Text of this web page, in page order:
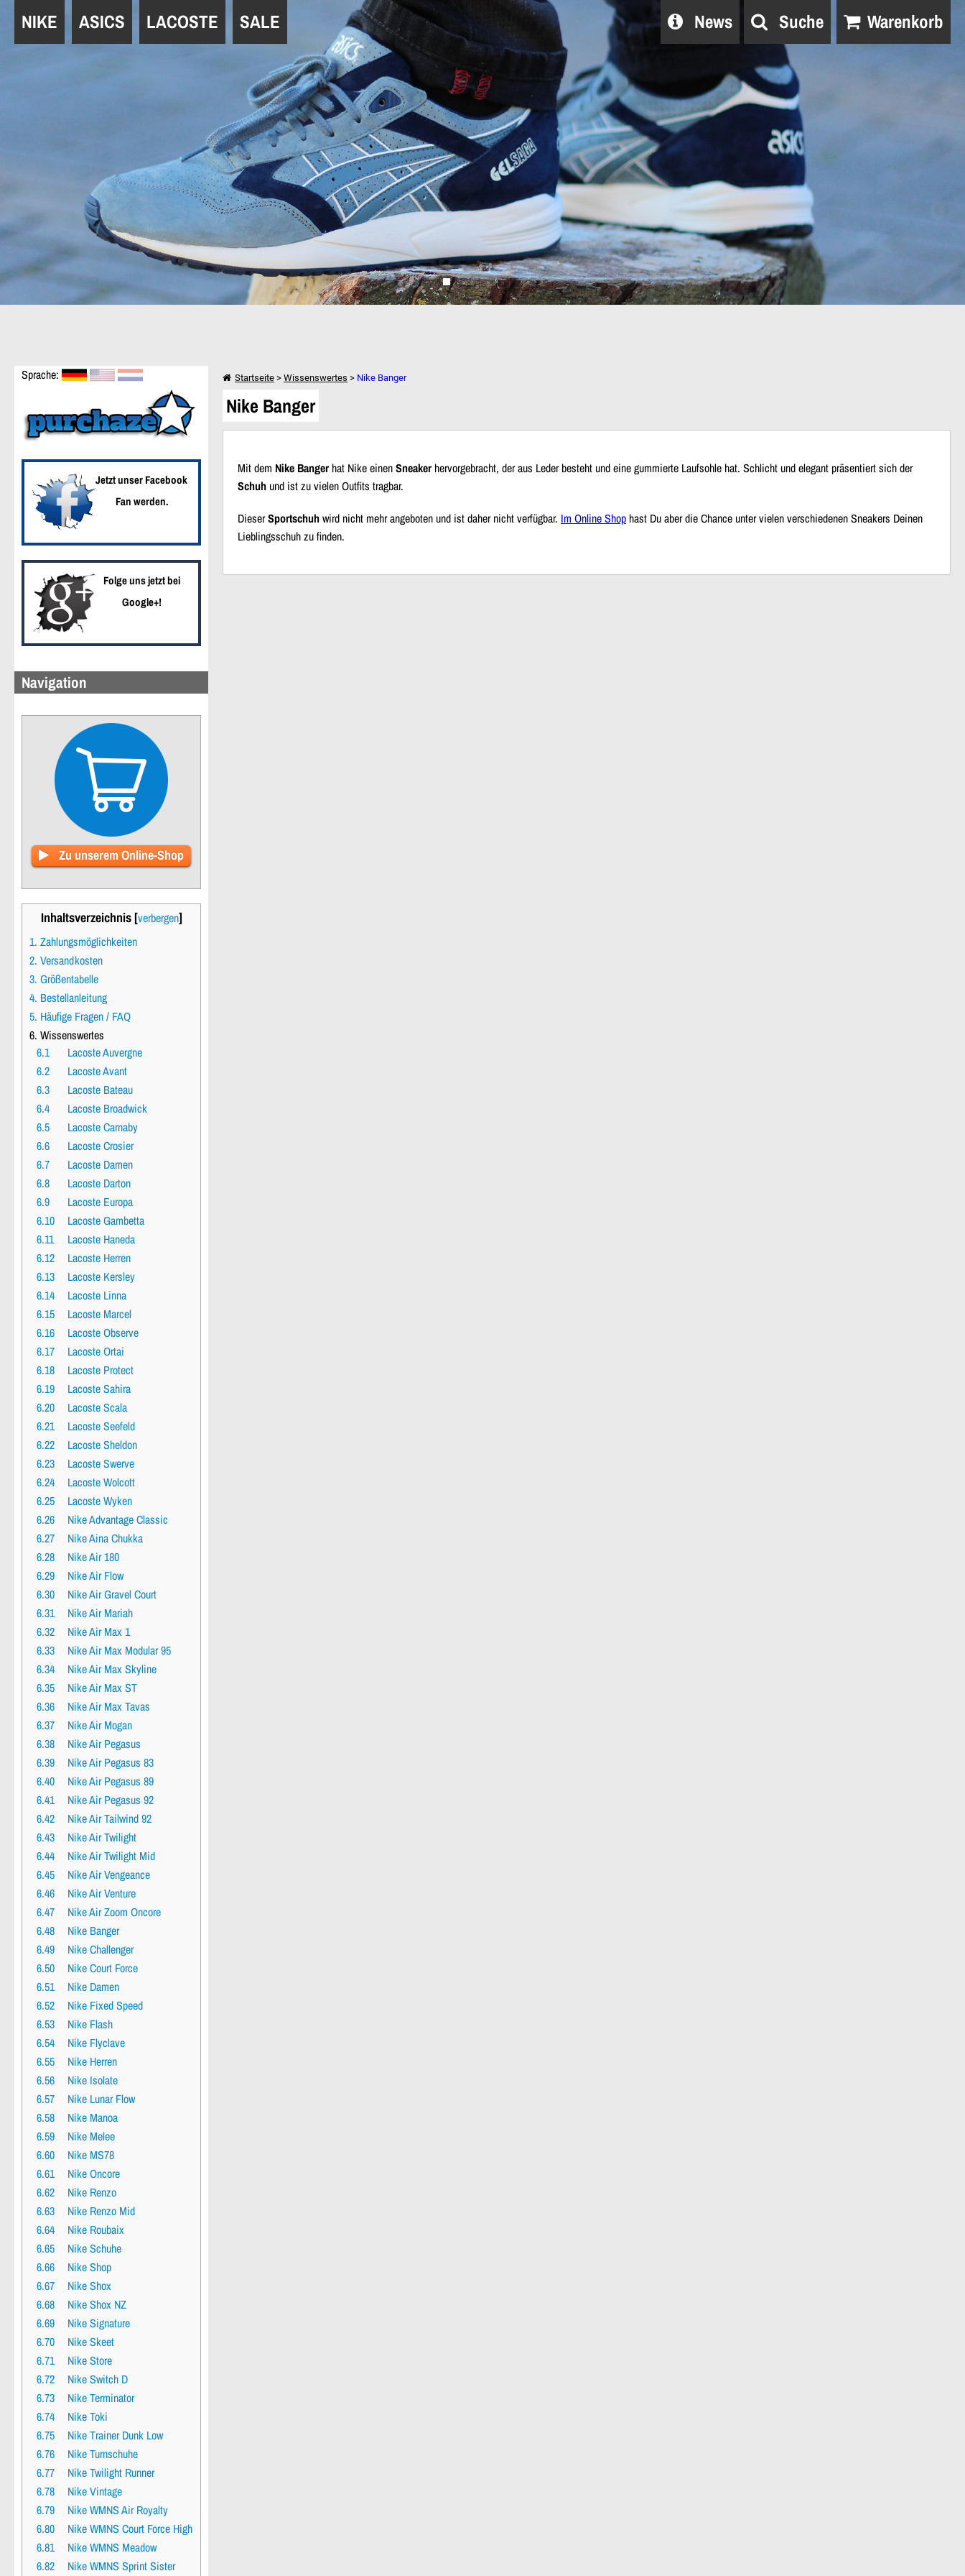
NIKE ASICS LACOSTE SALE News Suche Warenkorb
Dein Warenkorb ist leer!
Weiter einkaufen
Sprache:
Jetzt unser Facebook
Fan werden.
Folge uns jetzt bei
Google+!
Navigation
Zu unserem Online-Shop
Inhaltsverzeichnis [verbergen]
1. Zahlungsmöglichkeiten
2. Versandkosten
3. Größentabelle
4. Bestellanleitung
5. Häufige Fragen / FAQ
6. Wissenswertes
6.1
Lacoste Auvergne
6.2
Lacoste Avant
6.3
Lacoste Bateau
6.4
Lacoste Broadwick
6.5
Lacoste Carnaby
6.6
Lacoste Crosier
6.7
Lacoste Damen
6.8
Lacoste Darton
6.9
Lacoste Europa
6.10
Lacoste Gambetta
6.11
Lacoste Haneda
6.12
Lacoste Herren
6.13
Lacoste Kersley
6.14
Lacoste Linna
6.15
Lacoste Marcel
6.16
Lacoste Observe
6.17
Lacoste Ortai
6.18
Lacoste Protect
6.19
Lacoste Sahira
6.20
Lacoste Scala
6.21
Lacoste Seefeld
6.22
Lacoste Sheldon
6.23
Lacoste Swerve
6.24
Lacoste Wolcott
6.25
Lacoste Wyken
6.26
Nike Advantage Classic
6.27
Nike Aina Chukka
6.28
Nike Air 180
6.29
Nike Air Flow
6.30
Nike Air Gravel Court
6.31
Nike Air Mariah
6.32
Nike Air Max 1
6.33
Nike Air Max Modular 95
6.34
Nike Air Max Skyline
6.35
Nike Air Max ST
6.36
Nike Air Max Tavas
6.37
Nike Air Mogan
6.38
Nike Air Pegasus
6.39
Nike Air Pegasus 83
6.40
Nike Air Pegasus 89
6.41
Nike Air Pegasus 92
6.42
Nike Air Tailwind 92
6.43
Nike Air Twilight
6.44
Nike Air Twilight Mid
6.45
Nike Air Vengeance
6.46
Nike Air Venture
6.47
Nike Air Zoom Oncore
6.48
Nike Banger
6.49
Nike Challenger
6.50
Nike Court Force
6.51
Nike Damen
6.52
Nike Fixed Speed
6.53
Nike Flash
6.54
Nike Flyclave
6.55
Nike Herren
6.56
Nike Isolate
6.57
Nike Lunar Flow
6.58
Nike Manoa
6.59
Nike Melee
6.60
Nike MS78
6.61
Nike Oncore
6.62
Nike Renzo
6.63
Nike Renzo Mid
6.64
Nike Roubaix
6.65
Nike Schuhe
6.66
Nike Shop
6.67
Nike Shox
6.68
Nike Shox NZ
6.69
Nike Signature
6.70
Nike Skeet
6.71
Nike Store
6.72
Nike Switch D
6.73
Nike Terminator
6.74
Nike Toki
6.75
Nike Trainer Dunk Low
6.76
Nike Turnschuhe
6.77
Nike Twilight Runner
6.78
Nike Vintage
6.79
Nike WMNS Air Royalty
6.80
Nike WMNS Court Force High
6.81
Nike WMNS Meadow
6.82
Nike WMNS Sprint Sister
Startseite > Wissenswertes > Nike Banger
Nike Banger
Mit dem Nike Banger hat Nike einenSneaker hervorgebracht, der aus Leder besteht und eine gummierte Laufsohle hat. Schlicht und elegant präsentiert sich der
Schuh und ist zu vielen Outfits tragbar.
DieserSportschuhwird nicht mehr angeboten und ist daher nicht verfügbar. Im Online Shop hast Du aber die Chance unter vielen verschiedenen Sneakers Deinen
Lieblingsschuh zu finden.